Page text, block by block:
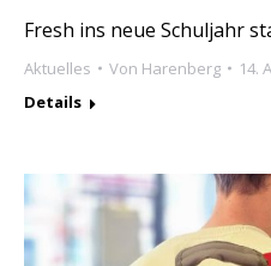
Fresh ins neue Schuljahr
Aktuelles Von Harenberg
14.
Details